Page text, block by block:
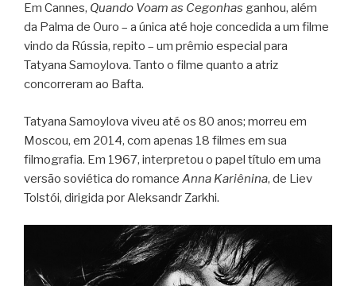
Em Cannes, Quando Voam as Cegonhas ganhou, além
da Palma de Ouro – a única até hoje concedida a um filme
vindo da Rússia, repito – um prêmio especial para
Tatyana Samoylova. Tanto o filme quanto a atriz
concorreram ao Bafta.
Tatyana Samoylova viveu até os 80 anos; morreu em
Moscou, em 2014, com apenas 18 filmes em sua
filmografia. Em 1967, interpretou o papel título em uma
versão soviética do romance Anna Kariênina, de Liev
Tolstói, dirigida por Aleksandr Zarkhi.